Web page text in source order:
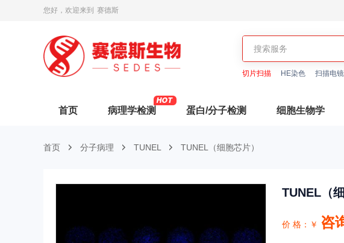
您好，欢迎来到 赛德斯
切片扫描 HE染色 扫描电镜
首页 病理学检测 蛋白/分子检测 细胞生物学
首页 分子病理 TUNEL TUNEL（细胞芯片）
TUNEL（
价 格： ￥ 咨